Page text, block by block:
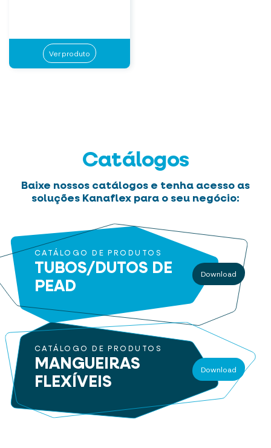
Ver produto
Catálogos
Baixe nossos catálogos e tenha acesso as
soluções Kanaflex para o seu negócio:
CATÁLOGO DE PRODUTOS
TUBOS/DUTOS DE
PEAD
Download
CATÁLOGO DE PRODUTOS
MANGUEIRAS
FLEXÍVEIS
Download